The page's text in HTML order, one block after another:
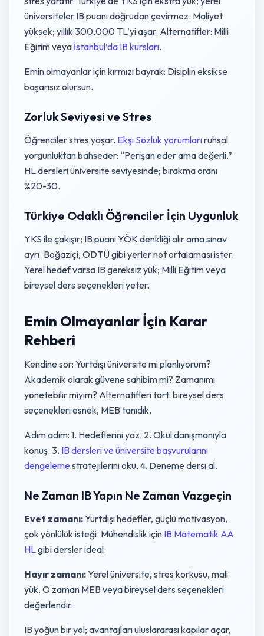
üniversiteler IB puanı doğrudan çevirmez. Maliyet
yüksek; yıllık 300.000 TL’yi aşar. Alternatifler: Milli
Eğitim veya İstanbul’da IB kursları.
Emin olmayanlar için kırmızı bayrak: Disiplin eksikse
başarısız olursun.
Zorluk Seviyesi ve Stres
Öğrenciler stres yaşar. Ekşi Sözlük yorumlarıruhsal
yorgunluktan bahseder: “Perişan eder ama değerli.”
HL dersleri üniversite seviyesinde; bırakma oranı
%20-30.
Türkiye Odaklı Öğrenciler İçin Uygunluk
YKS ile çakışır; IB puanı YÖK denkliği alır ama sınav
ayrı. Boğaziçi, ODTÜ gibi yerler not ortalaması ister.
Yerel hedef varsa IB gereksiz yük; Milli Eğitim veya
bireysel ders seçenekleri yeter.
Emin Olmayanlar İçin Karar
Rehberi
Kendine sor: Yurtdışı üniversite mi planlıyorum?
Akademik olarak güvene sahibim mi? Zamanımı
yönetebilir miyim? Alternatifleri tart: bireysel ders
seçenekleri esnek, MEB tanıdık.
Adım adım: 1. Hedeflerini yaz. 2. Okul danışmanıyla
konuş. 3. IB dersleri ve üniversite başvurularını
dengeleme stratejilerini oku. 4. Deneme dersi al.
Ne Zaman IB Yapın Ne Zaman Vazgeçin
Evet zamanı:Yurtdışı hedefler, güçlü motivasyon,
çok yönlülük isteği. Mühendislik için IB Matematik AA
HLgibi dersler ideal.
Hayır zamanı:Yerel üniversite, stres korkusu, mali
yük. O zaman MEB veya bireysel ders seçenekleri
değerlendir.
IB yoğun bir yol; avantajları uluslararası kapılar açar,